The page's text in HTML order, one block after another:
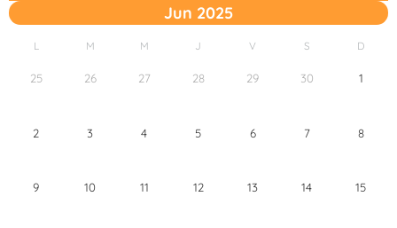
Jun 2025
L M M J V S D
25 26 27 28 29 30 1
2 3 4 5 6 7 8
9 10 11 12 13 14 15